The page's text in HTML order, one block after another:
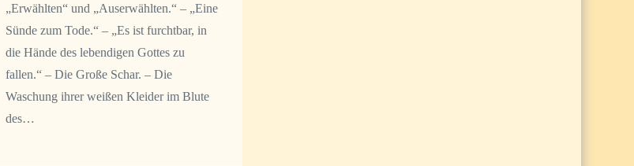
„Erwählten“ und „Auserwählten.“ – „Eine
Sünde zum Tode.“ – „Es ist furchtbar, in
die Hände des lebendigen Gottes zu
fallen.“ – Die Große Schar. – Die
Waschung ihrer weißen Kleider im Blute
des…